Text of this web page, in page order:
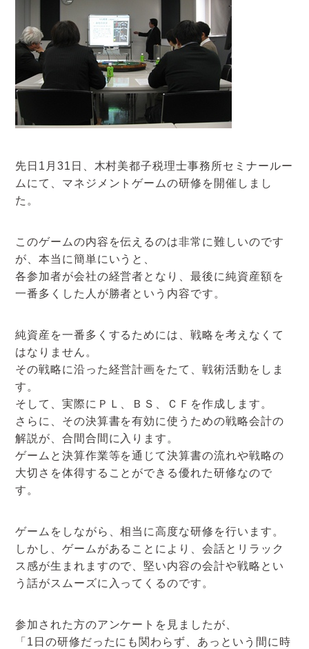
先日1月31日、木村美都子税理士事務所セミナールー
ムにて、マネジメントゲームの研修を開催しまし
た。
このゲームの内容を伝えるのは非常に難しいのです
が、本当に簡単にいうと、
各参加者が会社の経営者となり、最後に純資産額を
一番多くした人が勝者という内容です。
純資産を一番多くするためには、戦略を考えなくて
はなりません。
その戦略に沿った経営計画をたて、戦術活動をしま
す。
そして、実際にＰＬ、ＢＳ、ＣＦを作成します。
さらに、その決算書を有効に使うための戦略会計の
解説が、合間合間に入ります。
ゲームと決算作業等を通じて決算書の流れや戦略の
大切さを体得することができる優れた研修なので
す。
ゲームをしながら、相当に高度な研修を行います。
しかし、ゲームがあることにより、会話とリラック
ス感が生まれますので、堅い内容の会計や戦略とい
う話がスムーズに入ってくるのです。
参加された方のアンケートを見ましたが、
「1日の研修だったにも関わらず、あっという間に時
アクセスマップ
お電話・
お問合せフォーム